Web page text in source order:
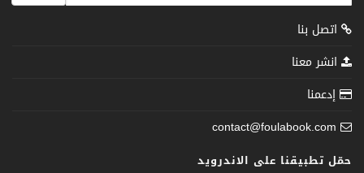
اتصل بنا
انشر معنا
إدعمنا
contact@foulabook.com
حمّل تطبيقنا على الاندرويد